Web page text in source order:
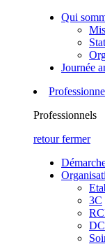
Qui
Journée
Professionnels
retour fermer
3C